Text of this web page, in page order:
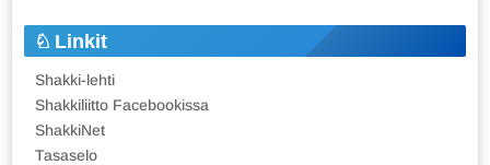
Linkit
Shakki-lehti
Shakkiliitto Facebookissa
ShakkiNet
Tasaselo